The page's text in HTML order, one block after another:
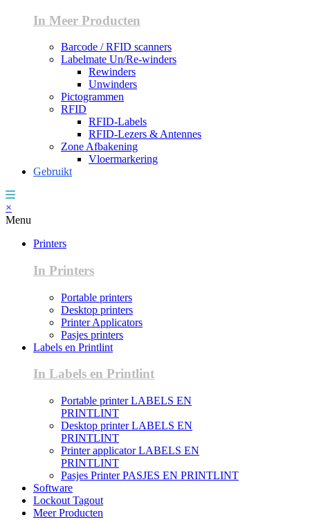
In Meer Producten
Barcode / RFID scanners
Labelmate Un/Re-winders
Rewinders
Unwinders
Pictogrammen
RFID
RFID-Labels
RFID-Lezers & Antennes
Zone Afbakening
Vloermarkering
Gebruikt
×
Menu
Printers
In Printers
Portable printers
Desktop printers
Printer Applicators
Pasjes printers
Labels en Printlint
In Labels en Printlint
Portable printer LABELS EN
PRINTLINT
Desktop printer LABELS EN
PRINTLINT
Printer applicator LABELS EN
PRINTLINT
Pasjes Printer PASJES EN PRINTLINT
Software
Lockout Tagout
Meer Producten